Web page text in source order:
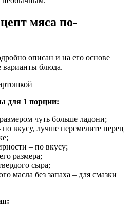
мяса по-
описан и на его основе
блюда.
для 1 порции:
чуть больше ладони;
вкусу, лучше перемелите перец
– по вкусу;
размера;
сыра;
масла без запаха – для смазки